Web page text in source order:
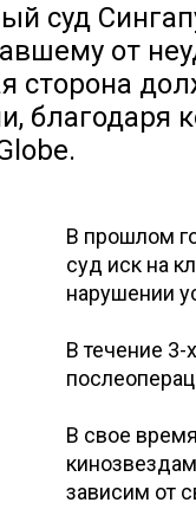
суд
от
сторона
благодаря
В прошлом
суд иск на
нарушении
В течение 3-
В свое
зависим от